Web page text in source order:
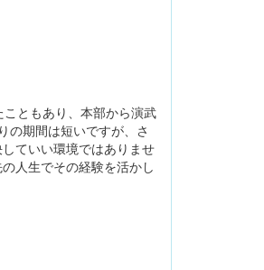
ともあり、本部から演武
の期間は短いですが、さ
ていい環境ではありませ
人生でその経験を活かし